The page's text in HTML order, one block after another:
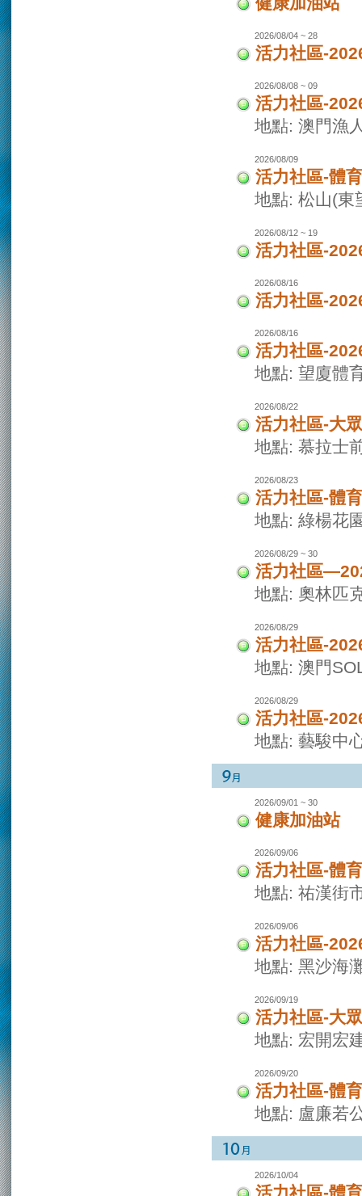
2026/08/04 ~ 28
活力社區-
2026/08/08 ~ 09
活力社區-
地點: 澳門漁
2026/08/09
活力社區-體
地點: 松山(東
2026/08/12 ~ 19
活力社區-
2026/08/16
活力社區-
2026/08/16
活力社區-
地點: 望廈體
2026/08/22
活力社區-大
地點: 慕拉士
2026/08/23
活力社區-體
地點: 綠楊花
2026/08/29 ~ 30
活力社區
地點: 奧林匹
2026/08/29
活力社區-
地點: 澳門
2026/08/29
活力社區-
地點: 藝駿中
2026/09/01 ~ 30
健康加油站
2026/09/06
活力社區-體
地點: 祐漢街
2026/09/06
活力社區-
地點: 黑沙海
2026/09/19
活力社區-大
地點: 宏開宏
2026/09/20
活力社區-體
地點: 盧廉若
2026/10/04